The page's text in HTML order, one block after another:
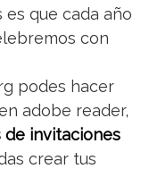
que cada año
con
podes hacer
adobe reader,
de invitaciones
crear tus